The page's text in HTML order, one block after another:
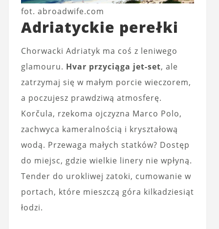
fot. abroadwife.com
Adriatyckie perełki
Chorwacki Adriatyk ma coś z leniwego
glamouru. Hvar przyciąga jet-set, ale
zatrzymaj się w małym porcie wieczorem,
a poczujesz prawdziwą atmosferę.
Korčula, rzekoma ojczyzna Marco Polo,
zachwyca kameralnością i kryształową
wodą. Przewaga małych statków? Dostęp
do miejsc, gdzie wielkie linery nie wpłyną.
Tender do urokliwej zatoki, cumowanie w
portach, które mieszczą góra kilkadziesiąt
łodzi.